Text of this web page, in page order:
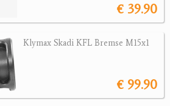
€ 39.90
Klymax Skadi KFL Bremse M15x1
€ 99.90